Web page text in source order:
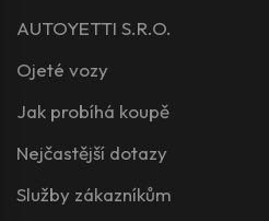
AUTOYETTI S.R.O.
Ojeté vozy
Jak probíhá koupě
Nejčastější dotazy
Služby zákazníkům